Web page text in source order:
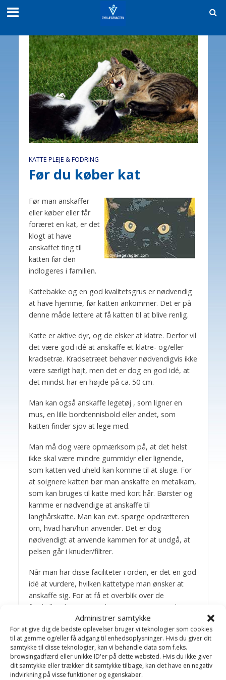
Administrer samtykke
For at give dig de bedste oplevelser bruger vi teknologier som cookies
til at gemme og/eller få adgang til enhedsoplysninger. Hvis du giver dit
samtykke til disse teknologier, kan vi behandle data som f.eks.
browsingadfærd eller unikke ID'er på dette websted. Hvis du ikke giver
dit samtykke eller trækker dit samtykke tilbage, kan det have en negativ
indvirkning på visse funktioner og egenskaber.
KATTE PLEJE & FODRING
Før du køber kat
Før man anskaffer
eller køber eller får
foræret en kat, er det
klogt at have
anskaffet ting til
katten før den
indlogeres i familien.
Kattebakke og en god kvalitetsgrus er nødvendig
at have hjemme, før katten ankommer. Det er på
denne måde lettere at få katten til at blive renlig.
Katte er aktive dyr, og de elsker at klatre. Derfor vil
det være god idé at anskaffe et klatre- og/eller
kradsetræ. Kradsetræet behøver nødvendigvis ikke
være særligt højt, men det er dog en god idé, at
det mindst har en højde på ca. 50 cm.
Man kan også anskaffe legetøj , som ligner en
mus, en lille bordtennisbold eller andet, som
katten finder sjov at lege med.
Man må dog være opmærksom på, at det helst
ikke skal være mindre gummidyr eller lignende,
som katten ved uheld kan komme til at sluge. For
at soignere katten bør man anskaffe en metalkam,
som kan bruges til katte med kort hår. Børster og
kamme er nødvendige at anskaffe til
langhårskatte. Man kan evt. spørge opdrætteren
om, hvad han/hun anvender. Det er dog
nødvendigt at anvende kammen for at undgå, at
pelsen går i knuder/filtrer.
Når man har disse faciliteter i orden, er det en god
idé at vurdere, hvilken kattetype man ønsker at
anskaffe sig. For at få et overblik over de
forskellige katteracer, deres temperament, deres
livsstil, deres pels, og andet, er det en god idé at
konsultere katteopdrættern og/eller
katteraceklubberne.
Er man i tvivl om sælgerens oplysninger, er det en
god idé før købet, – endeligt afsluttes, – at tale